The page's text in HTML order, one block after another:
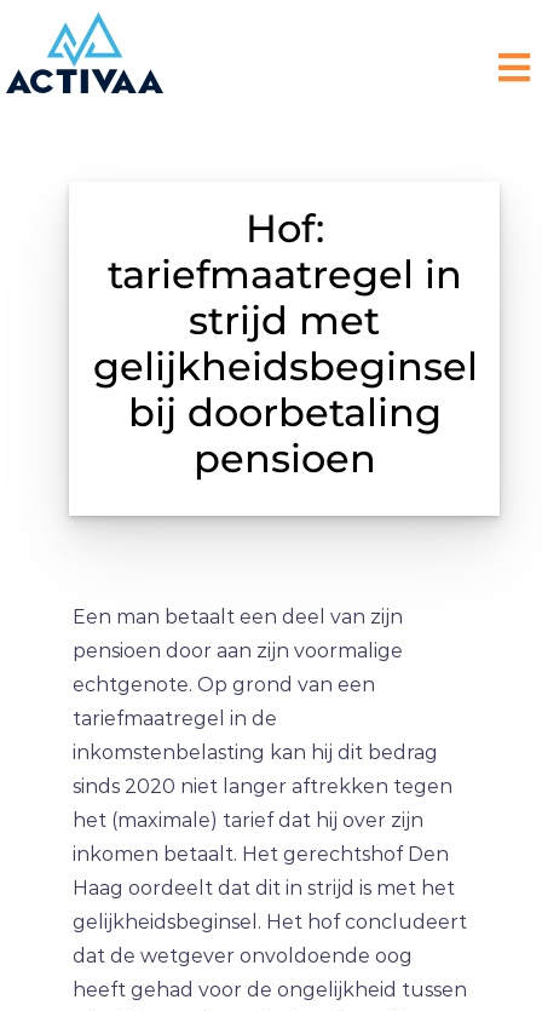
Hof:
tariefmaatregel in
strijd met
gelijkheidsbeginsel
bij doorbetaling
pensioen
Een man betaalt een deel van zijn
pensioen door aan zijn voormalige
echtgenote. Op grond van een
tariefmaatregel in de
inkomstenbelasting kan hij dit bedrag
sinds 2020 niet langer aftrekken tegen
het (maximale) tarief dat hij over zijn
inkomen betaalt. Het gerechtshof Den
Haag oordeelt dat dit in strijd is met het
gelijkheidsbeginsel. Het hof concludeert
dat de wetgever onvoldoende oog
heeft gehad voor de ongelijkheid tussen